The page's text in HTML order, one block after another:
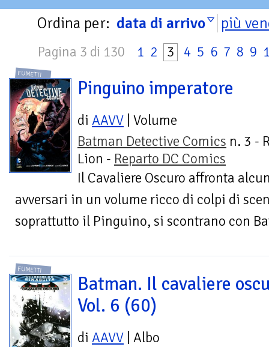
Ordina per: data di arrivo più
Pagina 3 di 130 1 2 3 4 5 6 7 8 9
FUMETTI
Pinguino imperatore
di AAVV | Volume
Batman Detective Comics n. 3 -
Lion - Reparto DC Comics
Il Cavaliere Oscuro affronta
avversari in un volume ricco di colpi di
soprattutto il Pinguino, si scontrano con
FUMETTI
Batman. Il cavaliere
Vol. 6 (60)
di AAVV | Albo